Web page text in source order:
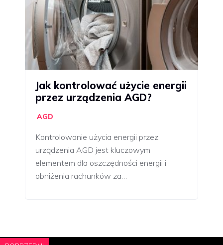
Jak kontrolować użycie energii
przez urządzenia AGD?
AGD
Kontrolowanie użycia energii przez
urządzenia AGD jest kluczowym
elementem dla oszczędności energii i
obniżenia rachunków za…